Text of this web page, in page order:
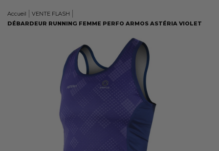
Accueil
VENTE FLASH
DÉBARDEUR RUNNING FEMME PERFO ARMOS ASTÉRIA VIOLET